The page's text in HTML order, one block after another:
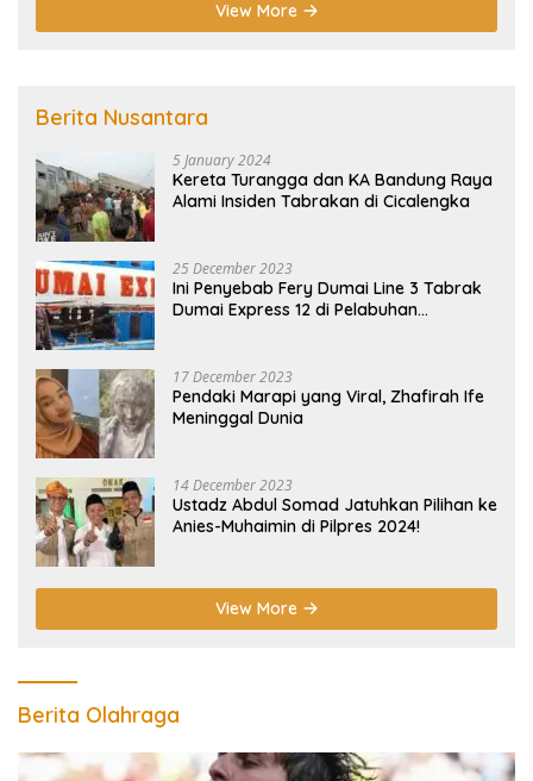
View More
Berita Nusantara
5 January 2024
Kereta Turangga dan KA Bandung Raya
Alami Insiden Tabrakan di Cicalengka
25 December 2023
Ini Penyebab Fery Dumai Line 3 Tabrak
Dumai Express 12 di Pelabuhan
17 December 2023
Pendaki Marapi yang Viral, Zhafirah Ife
Meninggal Dunia
14 December 2023
Ustadz Abdul Somad Jatuhkan Pilihan ke
Anies-Muhaimin di Pilpres 2024!
View More
Berita Olahraga